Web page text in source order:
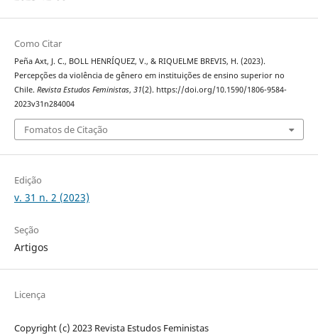
Como Citar
Peña Axt, J. C., BOLL HENRÍQUEZ, V., & RIQUELME BREVIS, H. (2023).
Percepções da violência de gênero em instituições de ensino superior no
Chile. Revista Estudos Feministas, 31(2). https://doi.org/10.1590/1806-9584-
2023v31n284004
Fomatos de Citação
Edição
v. 31 n. 2 (2023)
Seção
Artigos
Licença
Copyright (c) 2023 Revista Estudos Feministas